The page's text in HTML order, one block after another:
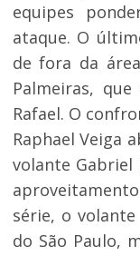
equipes
ataque. O
de fora da
Palmeiras,
Rafael. O
Raphael Veiga
volante Gabriel
série, o
do São Paulo,